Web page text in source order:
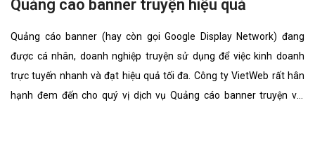
Quảng cáo banner truyện hiệu quả
Quảng cáo banner (hay còn gọi Google Display Network) đang
được cá nhân, doanh nghiệp truyện sử dụng để việc kinh doanh
trực tuyến nhanh và đạt hiệu quả tối đa. Công ty VietWeb rất hân
hạnh đem đến cho quý vị dịch vụ Quảng cáo banner truyện với